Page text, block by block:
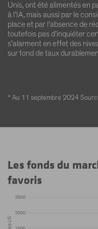
Unis, ont été alimentés en
à l’IA, mais aussi par le
place et par l’absence de
toutefois pas d’inquiéter
s’alarment en effet des
sur fond de taux
* Au 11 septembre 2024
Les fonds du
favoris